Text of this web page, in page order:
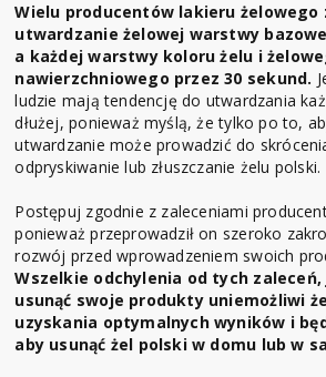
Wielu producentów lakieru żelowego
utwardzanie żelowej warstwy
a każdej warstwy koloru żelu i
nawierzchniowego przez 30 sekund.
ludzie mają tendencję do utwardzania
dłużej, ponieważ myślą, że tylko po to,
utwardzanie może prowadzić do
odpryskiwanie lub złuszczanie żelu polski.
Postępuj zgodnie z zaleceniami
ponieważ przeprowadził on szeroko
rozwój przed wprowadzeniem swoich
Wszelkie odchylenia od tych
usunąć swoje produkty uniemożliwi
uzyskania optymalnych wyników i
aby usunąć żel polski w domu lub w